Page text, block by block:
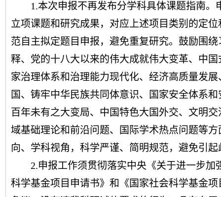
1.本次申报不再发布分学科具体课题指南。
立项课题和研究成果，对应上述项目类别的定
范自主拟定题目申报，避免重复研究。鼓励围
释、党的十八大以来的伟大成就伟大变革、中
家治理体系和治理能力现代化、经济高质量发
国、铸牢中华民族共同体意识、国家安全体系
百年未有之大变局、中国特色大国外交、文明
域基础理论和前沿问题、国际学术热点问题等
向、学科视角，科学严谨、简明规范，避免引
2.申报工作须贯彻落实中央《关于进一步
科学基金项目申请书》和《国家社会科学基金